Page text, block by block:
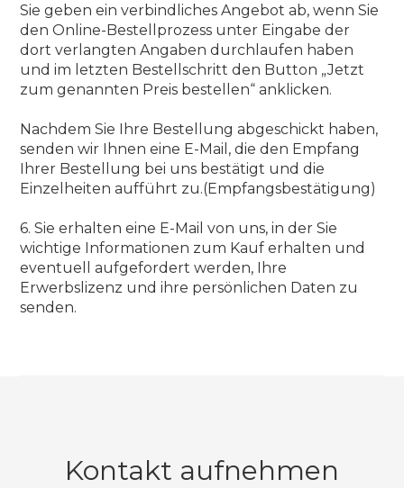
Sie geben ein verbindliches Angebot ab, wenn Sie
den Online-Bestellprozess unter Eingabe der
dort verlangten Angaben durchlaufen haben
und im letzten Bestellschritt den Button „Jetzt
zum genannten Preis bestellen“ anklicken.
Nachdem Sie Ihre Bestellung abgeschickt haben,
senden wir Ihnen eine E-Mail, die den Empfang
Ihrer Bestellung bei uns bestätigt und die
Einzelheiten aufführt zu.(Empfangsbestätigung)
6. Sie erhalten eine E-Mail von uns, in der Sie
wichtige Informationen zum Kauf erhalten und
eventuell aufgefordert werden, Ihre
Erwerbslizenz und ihre persönlichen Daten zu
senden.
Kontakt aufnehmen